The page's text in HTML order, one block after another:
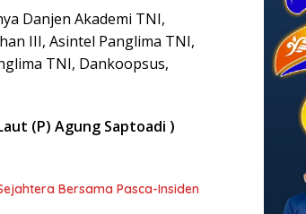
Danjen Akademi TNI,
III, Asintel Panglima TNI,
TNI, Dankoopsus,
(P) Agung Saptoadi )
Bersama Pasca-Insiden